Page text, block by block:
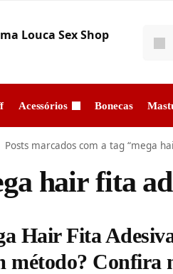
Acessórios Bonecas
Posts marcados com a tag “mega
hair fita
Hair Fita
método? Confira